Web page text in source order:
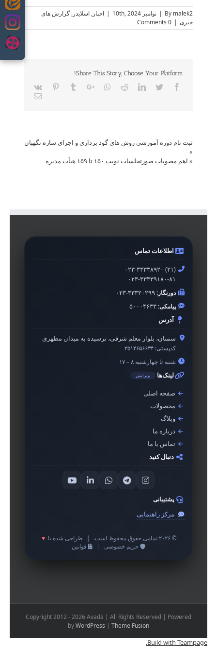
Skip
to
By malek2 نوامبر 10th, 2024 اخبار,اسلایدر,گزارش های
خبری
0 Comments
Share This Story, Choose Your Platform!
Facebook
Twitter
LinkedIn
Reddit
Whatsapp
Google+
Tumblr
Pinterest
Vk
Email
ثبت نام دوره آموزشی روش های گود برداری و اجرای سازه نگهبان
»
« اهم مصوبات صورتجلسات نوبت ۱۵۰ تا ۱۵۹ هیأت مدیره
اطلاعات تماس
۰۲۳-۳۳۳۳۸۹۲۰ (۲۱)
۰۲۳-۳۳۳۳۹۱۸۰-۸۱
دورنگار:۰۲۳-۳۳۳۲۰۲۹۹
پیامکی:۵۰۰۰۴۶۳۳
آدرس
سمنان، بلوار معلم شرقی، نرسیده به میدان مطهری
کدپستی: ۳۵۱۴۶۵۶۶۳۴
شنبه تا چهارشنبه ۸ – ۱۷
لینک‌ها ویرایش
صفحه اصلی
محصولات
وبلاگ
درباره ما
تماس با ما
دنبال کنید
پشتیبانی
مرکز راهنمایی
© ۲۰۲۶ تمامی حقوق محفوظ است. طراحی شده با ♥
حریم خصوصی
قوانین
Copyright 2012 - 2026 Avada | All Rights Reserved | Powered
byWordPress Theme Fusion
Build with Teampage
.